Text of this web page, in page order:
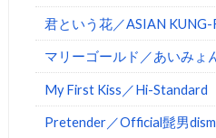
君という花／ASIAN KUNG-
マリーゴールド／あいみょ
My First Kiss／Hi-Standard
Pretender／Official髭男dism